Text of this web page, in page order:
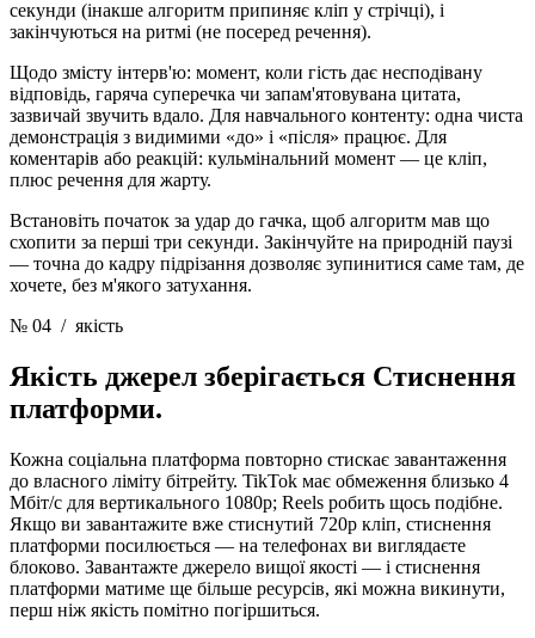
секунди (інакше алгоритм припиняє кліп у стрічці), і
закінчуються на ритмі (не посеред речення).
Щодо змісту інтерв'ю: момент, коли гість дає несподівану
відповідь, гаряча суперечка чи запам'ятовувана цитата,
зазвичай звучить вдало. Для навчального контенту: одна чиста
демонстрація з видимими «до» і «після» працює. Для
коментарів або реакцій: кульмінальний момент — це кліп,
плюс речення для жарту.
Встановіть початок за удар до гачка, щоб алгоритм мав що
схопити за перші три секунди. Закінчуйте на природній паузі
— точна до кадру підрізання дозволяє зупинитися саме там, де
хочете, без м'якого затухання.
№ 04 / якість
Якість джерел зберігається Стиснення
платформи.
Кожна соціальна платформа повторно стискає завантаження
до власного ліміту бітрейту. TikTok має обмеження близько 4
Мбіт/с для вертикального 1080p; Reels робить щось подібне.
Якщо ви завантажите вже стиснутий 720p кліп, стиснення
платформи посилюється — на телефонах ви виглядаєте
блоково. Завантажте джерело вищої якості — і стиснення
платформи матиме ще більше ресурсів, які можна викинути,
перш ніж якість помітно погіршиться.